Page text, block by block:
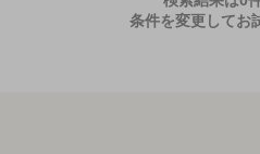
条件を変更してお